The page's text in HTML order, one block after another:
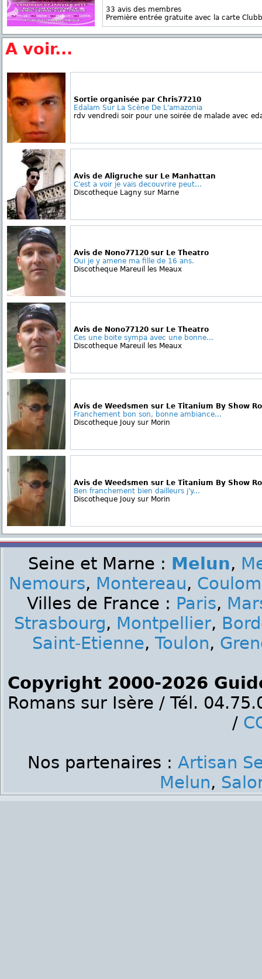
33 avis des membres
Première entrée gratuite avec la carte
A voir...
Sortie organisée par Chris77210
Edalam Sur La Scène De L'amazonia
rdv vendredi soir pour une soirée de malade avec
Avis de Aligruche sur Le Manhattan
C'est a voir je vais decouvrire peut...
Discotheque Lagny sur Marne
Avis de Nono77120 sur Le Theatro
Oui je y amene ma fille de 16 ans.
Discotheque Mareuil les Meaux
Avis de Nono77120 sur Le Theatro
Ces une boite sympa avec une bonne...
Discotheque Mareuil les Meaux
Avis de Weedsmen sur Le Titanium By Show
Franchement bon son, bonne ambiance...
Discotheque Jouy sur Morin
Avis de Weedsmen sur Le Titanium By Show
Ben franchement bien dailleurs j'y...
Discotheque Jouy sur Morin
Seine et Marne : Melun,
Nemours, Montereau,
Villes de France : Paris,
Strasbourg, Montpellier,
Saint-Etienne, Toulon,
Copyright 2000-2026
Romans sur Isère / Tél.
/
Nos partenaires : Artisan
Melun,